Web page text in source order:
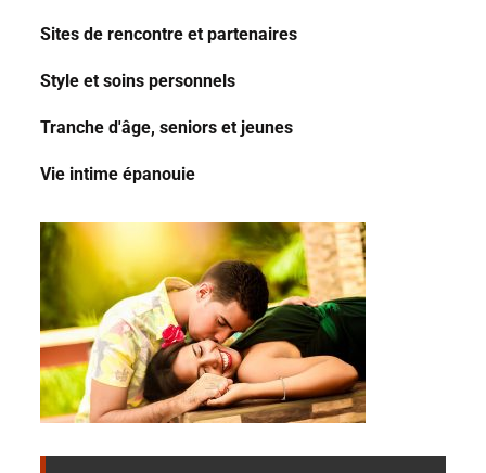
Sites de rencontre et partenaires
Style et soins personnels
Tranche d'âge, seniors et jeunes
Vie intime épanouie